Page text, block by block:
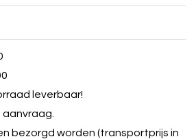
leverbaar!
bezorgd worden (transportprijs in